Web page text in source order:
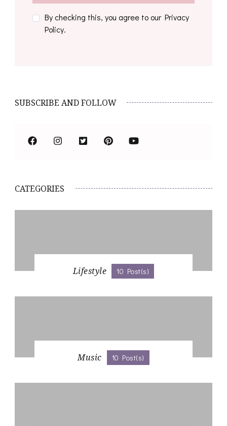
By checking this, you agree to our Privacy
Policy.
SUBSCRIBE AND FOLLOW
CATEGORIES
Lifestyle 10 Post(s)
Music 10 Post(s)